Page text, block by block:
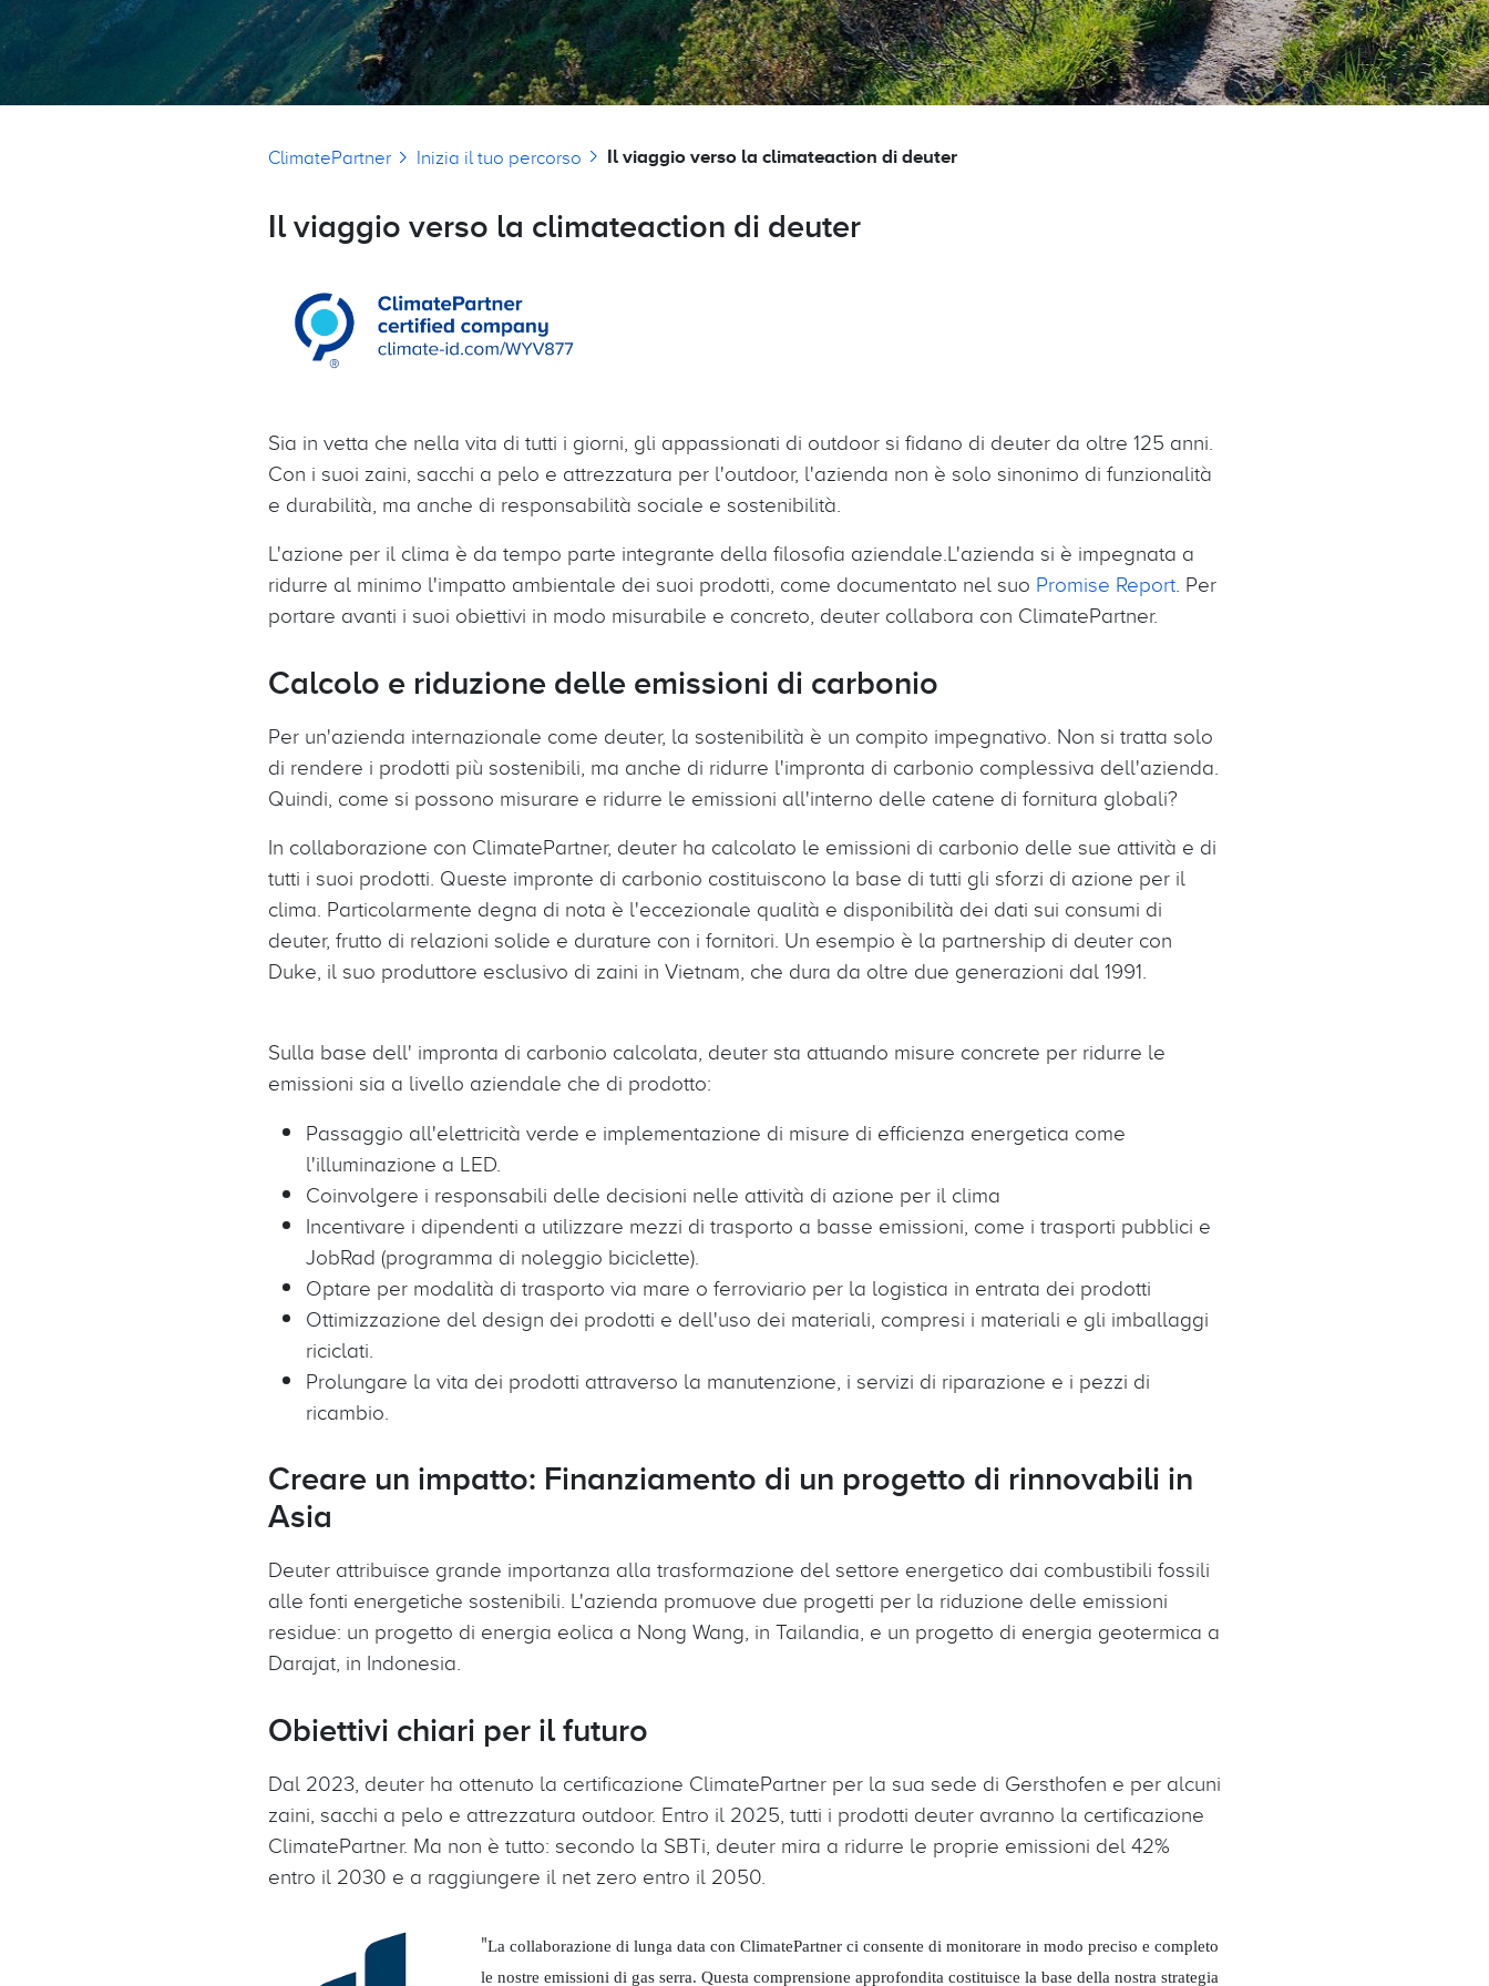
Briciole di pane
ClimatePartner Inizia il tuo percorso Il viaggio verso la climateaction di deuter
Il viaggio verso la climateaction di deuter
Sia in vetta che nella vita di tutti i giorni, gli appassionati di outdoor si fidano di deuter da oltre 125 anni.
Con i suoi zaini, sacchi a pelo e attrezzatura per l'outdoor, l'azienda non è solo sinonimo di funzionalità
e durabilità, ma anche di responsabilità sociale e sostenibilità.
L'azione per il clima è da tempo parte integrante della filosofia aziendale.L'azienda si è impegnata a
ridurre al minimo l'impatto ambientale dei suoi prodotti, come documentato nel suo Promise Report. Per
portare avanti i suoi obiettivi in modo misurabile e concreto, deuter collabora con ClimatePartner.
Calcolo e riduzione delle emissioni di carbonio
Per un'azienda internazionale come deuter, la sostenibilità è un compito impegnativo. Non si tratta solo
di rendere i prodotti più sostenibili, ma anche di ridurre l'impronta di carbonio complessiva dell'azienda.
Quindi, come si possono misurare e ridurre le emissioni all'interno delle catene di fornitura globali?
In collaborazione con ClimatePartner, deuter ha calcolato le emissioni di carbonio delle sue attività e di
tutti i suoi prodotti. Queste impronte di carbonio costituiscono la base di tutti gli sforzi di azione per il
clima. Particolarmente degna di nota è l'eccezionale qualità e disponibilità dei dati sui consumi di
deuter, frutto di relazioni solide e durature con i fornitori. Un esempio è la partnership di deuter con
Duke, il suo produttore esclusivo di zaini in Vietnam, che dura da oltre due generazioni dal 1991.
Sulla base dell' impronta di carbonio calcolata, deuter sta attuando misure concrete per ridurre le
emissioni sia a livello aziendale che di prodotto:
Passaggio all'elettricità verde e implementazione di misure di efficienza energetica come
l'illuminazione a LED.
Coinvolgere i responsabili delle decisioni nelle attività di azione per il clima
Incentivare i dipendenti a utilizzare mezzi di trasporto a basse emissioni, come i trasporti pubblici e
JobRad (programma di noleggio biciclette).
Optare per modalità di trasporto via mare o ferroviario per la logistica in entrata dei prodotti
Ottimizzazione del design dei prodotti e dell'uso dei materiali, compresi i materiali e gli imballaggi
riciclati.
Prolungare la vita dei prodotti attraverso la manutenzione, i servizi di riparazione e i pezzi di
ricambio.
Creare un impatto: Finanziamento di un progetto di rinnovabili in
Asia
Deuter attribuisce grande importanza alla trasformazione del settore energetico dai combustibili fossili
alle fonti energetiche sostenibili. L'azienda promuove due progetti per la riduzione delle emissioni
residue: un progetto di energia eolica a Nong Wang, in Tailandia, e un progetto di energia geotermica a
Darajat, in Indonesia.
Obiettivi chiari per il futuro
Dal 2023, deuter ha ottenuto la certificazione ClimatePartner per la sua sede di Gersthofen e per alcuni
zaini, sacchi a pelo e attrezzatura outdoor. Entro il 2025, tutti i prodotti deuter avranno la certificazione
ClimatePartner. Ma non è tutto: secondo la SBTi, deuter mira a ridurre le proprie emissioni del 42%
entro il 2030 e a raggiungere il net zero entro il 2050.
"La collaborazione di lunga data con ClimatePartner ci consente di monitorare in modo preciso e completo
le nostre emissioni di gas serra. Questa comprensione approfondita costituisce la base della nostra strategia